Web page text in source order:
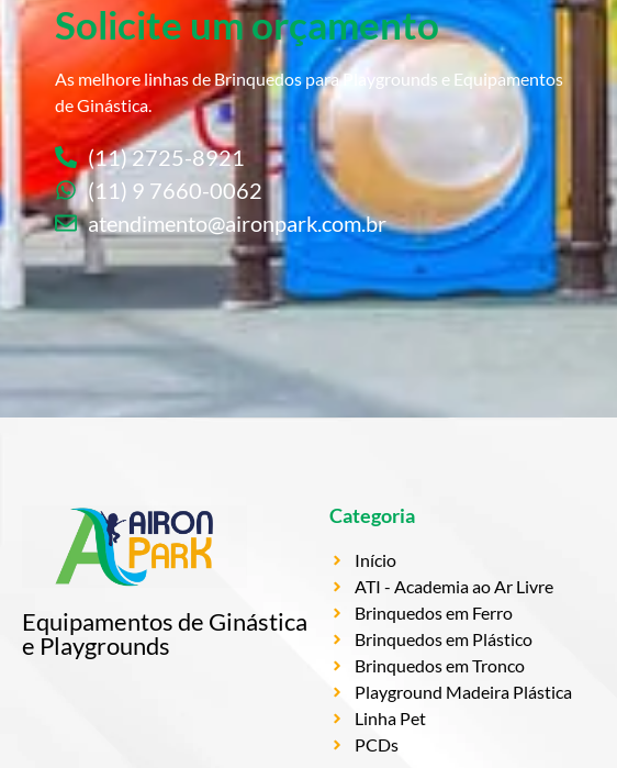
Solicite um orçamento
As melhore linhas de Brinquedos para Playgrounds e Equipamentos
de Ginástica.
(11) 2725-8921
(11) 9 7660-0062
atendimento@aironpark.com.br
Equipamentos de Ginástica
e Playgrounds
Categoria
Início
ATI - Academia ao Ar Livre
Brinquedos em Ferro
Brinquedos em Plástico
Brinquedos em Tronco
Playground Madeira Plástica
Linha Pet
PCDs